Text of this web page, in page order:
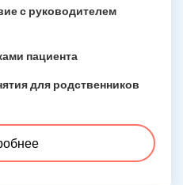
с руководителем
пациента
для родственников